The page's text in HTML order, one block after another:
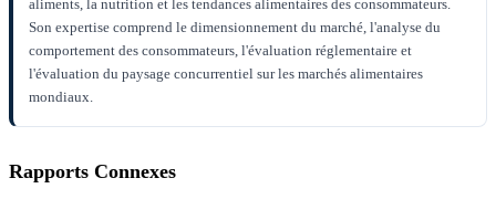
aliments, la nutrition et les tendances alimentaires des consommateurs.
Son expertise comprend le dimensionnement du marché, l'analyse du
comportement des consommateurs, l'évaluation réglementaire et
l'évaluation du paysage concurrentiel sur les marchés alimentaires
mondiaux.
Rapports Connexes